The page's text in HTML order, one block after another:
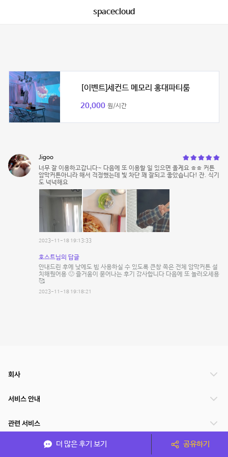
spacecloud
[이벤트]세컨드 메모리 홍대파티룸
20,000 원/시간
Jigoo
너무 잘 이용하고갑니다~ 다음에 또 이용할 일 있으면 올게요 ㅎㅎ 커튼
암막커튼아니라 해서 걱정했는데 빛 차단 꽤 잘되고 좋았습니다! 잔. 식기
도 넉넉해요
2023-11-18 19:13:33
호스트님의 답글
안내드린 후에 낮에도 빔 사용하실 수 있도록 큰창 쪽은 전체 암막커튼 설
치해뒀어용 🙂 즐거움이 묻어나는 후기 감사합니다 다음에 또 놀러오세용
🥰
2023-11-18 19:18:21
더 많은 후기 보기 공유하기
회사
서비스 안내
관련 서비스